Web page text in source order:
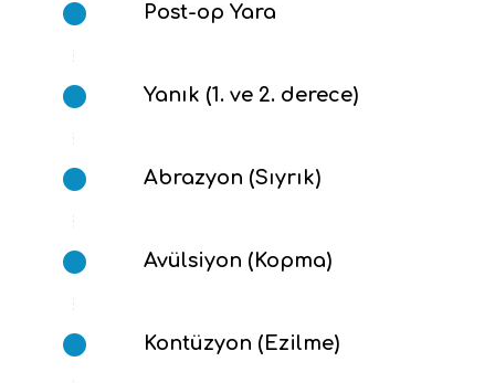
Post-op Yara
Yanık (1. ve 2. derece)
Abrazyon (Sıyrık)
Avülsiyon (Kopma)
Kontüzyon (Ezilme)